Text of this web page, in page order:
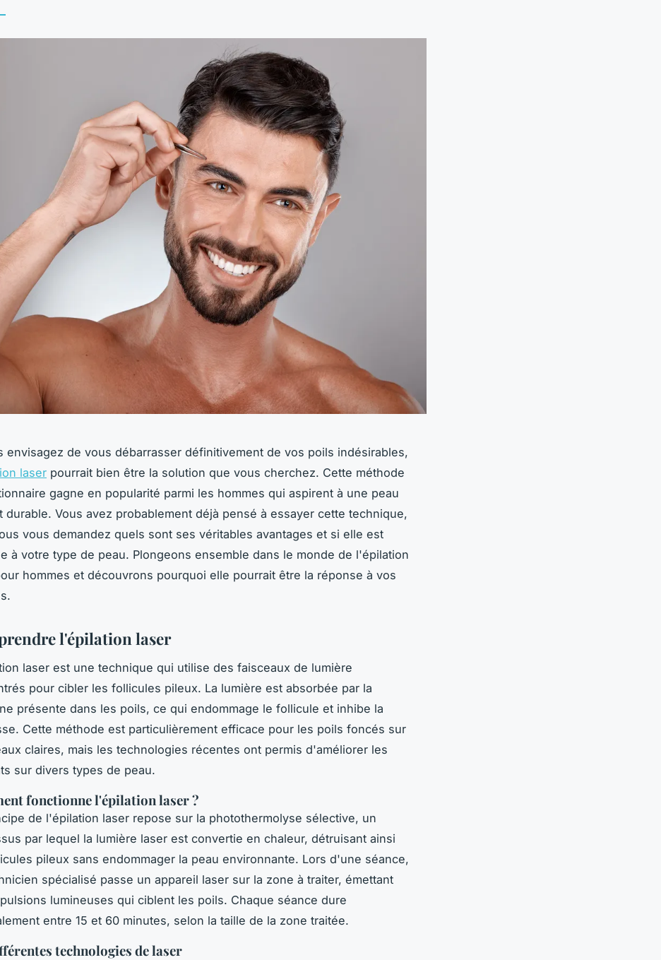
envisagez de vous débarrasser définitivement de vos poils indésirables,
laser pourrait bien être la solution que vous cherchez. Cette méthode
gagne en popularité parmi les hommes qui aspirent à une peau
durable. Vous avez probablement déjà pensé à essayer cette technique,
vous demandez quels sont ses véritables avantages et si elle est
à votre type de peau. Plongeons ensemble dans le monde de l'épilation
hommes et découvrons pourquoi elle pourrait être la réponse à vos
l'épilation laser
laser est une technique qui utilise des faisceaux de lumière
pour cibler les follicules pileux. La lumière est absorbée par la
présente dans les poils, ce qui endommage le follicule et inhibe la
Cette méthode est particulièrement efficace pour les poils foncés sur
claires, mais les technologies récentes ont permis d'améliorer les
sur divers types de peau.
fonctionne l'épilation laser ?
de l'épilation laser repose sur la photothermolyse sélective, un
par lequel la lumière laser est convertie en chaleur, détruisant ainsi
pileux sans endommager la peau environnante. Lors d'une séance,
spécialisé passe un appareil laser sur la zone à traiter, émettant
lumineuses qui ciblent les poils. Chaque séance dure
entre 15 et 60 minutes, selon la taille de la zone traitée.
technologies de laser